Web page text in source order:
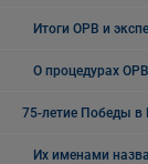
Итоги ОРВ и
О процедурах
75-летие Победы в
Их именами